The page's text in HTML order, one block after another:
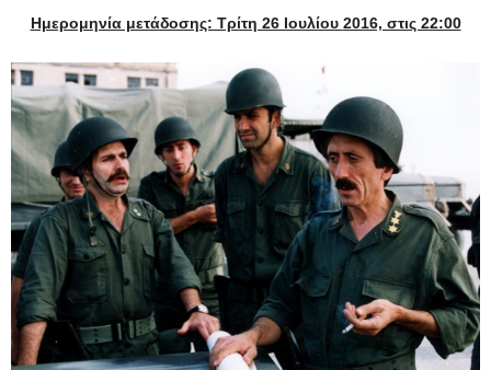
Ημερομηνία μετάδοσης: Τρίτη 26 Ιουλίου 2016, στις 22:00